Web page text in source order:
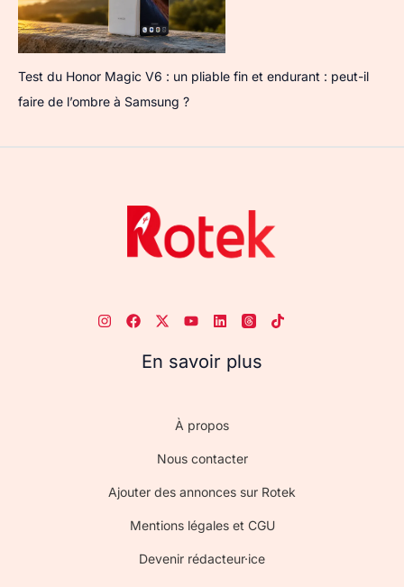
Test du Honor Magic V6 : un pliable fin et endurant : peut-il
faire de l’ombre à Samsung ?
En savoir plus
À propos
Nous contacter
Ajouter des annonces sur Rotek
Mentions légales et CGU
Devenir rédacteur·ice